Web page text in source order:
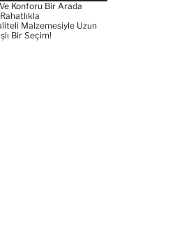
Ve Konforu Bir Arada
Malzemesiyle Uzun
Bir Seçim!